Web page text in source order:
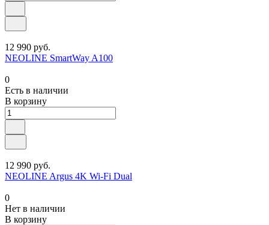
12 990 руб.
NEOLINE SmartWay A100
0
Есть в наличии
В корзину
12 990 руб.
NEOLINE Argus 4K Wi-Fi Dual
0
Нет в наличии
В корзину